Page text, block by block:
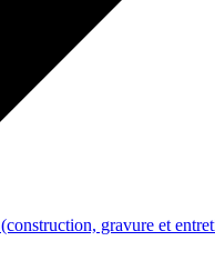
(construction, gravure et